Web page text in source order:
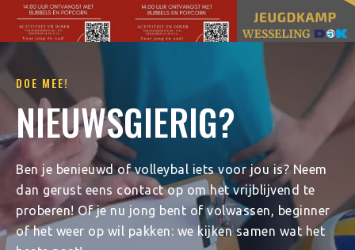
DOE MEE!
NIEUWSGIERIG?
Ben je benieuwd of volleybal iets voor jou is? Neem
dan gerust eens contact op om het vrijblijvend te
proberen! Of je nu jong bent of volwassen, beginner
of het weer op wil pakken: we kijken samen wat het